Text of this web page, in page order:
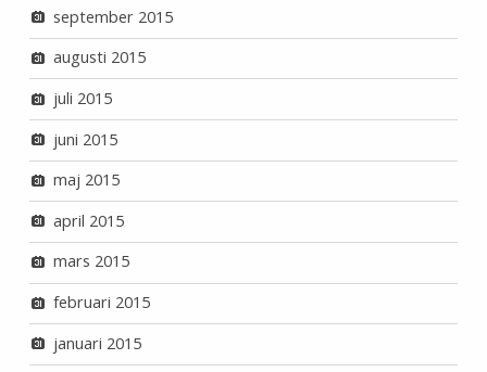
september 2015
augusti 2015
juli 2015
juni 2015
maj 2015
april 2015
mars 2015
februari 2015
januari 2015